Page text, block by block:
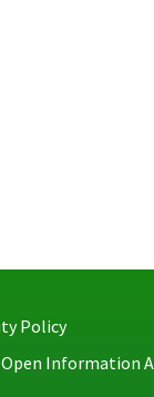
Policy
Information